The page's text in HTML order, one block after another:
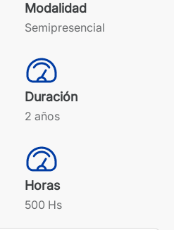
Modalidad
Semipresencial
Duración
2 años
Horas
500 Hs